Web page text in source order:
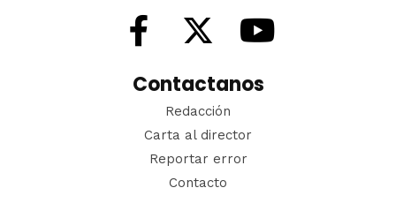
Contactanos
Redacción
Carta al director
Reportar error
Contacto